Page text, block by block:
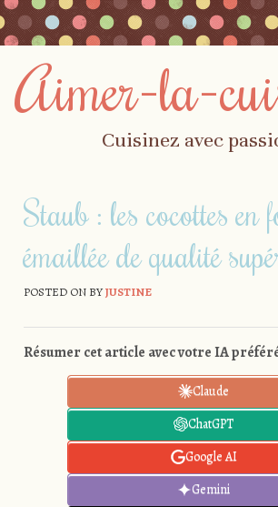
Aimer-la-
Cuisinez avec
MenuStaub : les cocottes en
émaillée de qualité
POSTED ON BYJUSTINE
Résumer cet article avec votre IA
Claude
ChatGPT
Google AI
Gemini